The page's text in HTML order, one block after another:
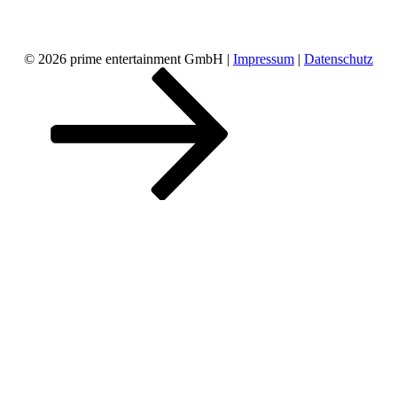
© 2026 prime entertainment GmbH | Impressum | Datenschutz